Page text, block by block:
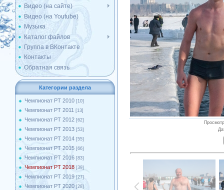
Видео (на сайте)
Видео (на Youtube)
Музыка
Каталог файлов
Группа в ВКонтакте
Контакты
Обратная связь
Категории раздела
Чемпионат РТ 2010 [10]
Чемпионат РТ 2011 [13]
Чемпионат РТ 2012 [62]
Чемпионат РТ 2013 [53]
Чемпионат РТ 2014 [55]
Чемпионат РТ 2015 [66]
Чемпионат РТ 2016 [83]
Чемпионат РТ 2018 [39]
Чемпионат РТ 2019 [27]
Чемпионат РТ 2020 [28]